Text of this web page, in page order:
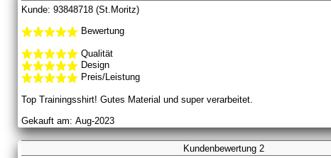
Kunde: 93848718 (St.Moritz)
Bewertung
Qualität
Design
Preis/Leistung
Top Trainingsshirt! Gutes Material und super verarbeitet.
Gekauft am: Aug-2023
Kundenbewertung 2